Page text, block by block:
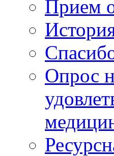
Прием
Опрос